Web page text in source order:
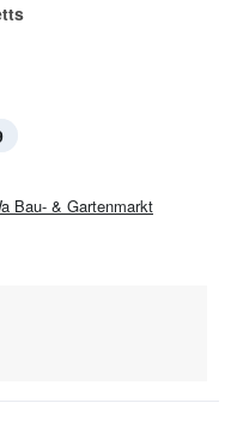
Bau- & Gartenmarkt